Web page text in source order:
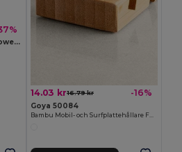
POWERFLAT Aluminium powerbank 4000 mAh
14.03 kr16.79 kr -16%
Goya 50084